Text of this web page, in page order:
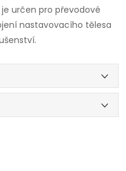
je určen pro převodové
nastavovacího tělesa